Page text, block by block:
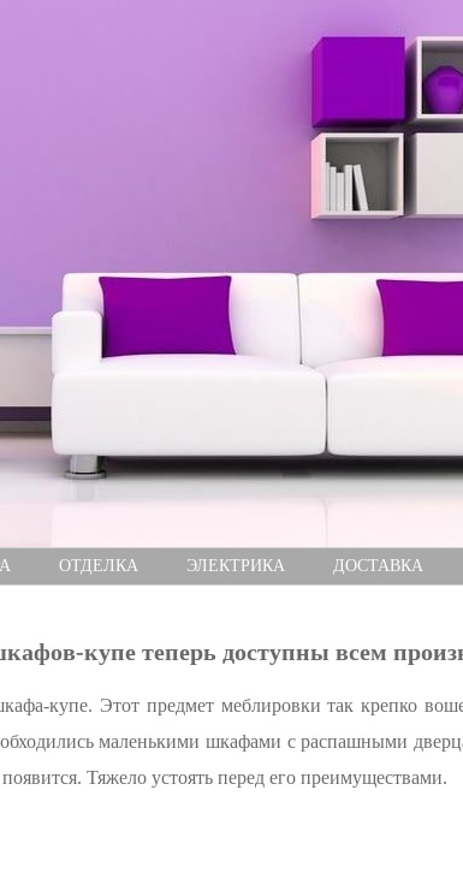
ОТДЕЛКА ЭЛЕКТРИКА ДОСТАВКА
купе теперь доступны всем
купе. Этот предмет меблировки так крепко
маленькими шкафами с распашными
Тяжело устоять перед его преимуществами.